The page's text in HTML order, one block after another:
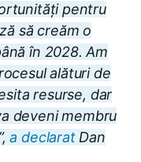
pentru
să creăm o
în 2028. Am
alături de
resurse, dar
deveni membru
a declaratDan